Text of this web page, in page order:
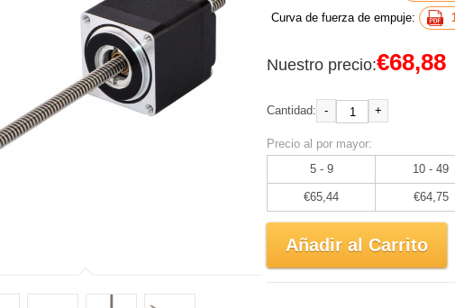
Curva de fuerza de empuje:
Nuestro precio:€68,88
Cantidad: - +
Precio al por mayor:
5 - 9
10 - 49
€65,44 €64,75
Añadir al Carrito